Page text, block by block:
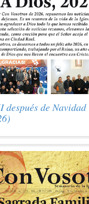
después de Navidad